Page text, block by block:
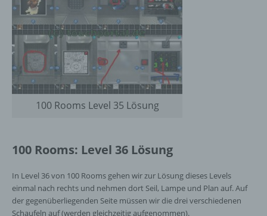
100 Rooms Level 35 Lösung
100 Rooms: Level 36 Lösung
In Level 36 von 100 Rooms gehen wir zur Lösung dieses Levels
einmal nach rechts und nehmen dort Seil, Lampe und Plan auf. Auf
der gegenüberliegenden Seite müssen wir die drei verschiedenen
Schaufeln auf (werden gleichzeitig aufgenommen).